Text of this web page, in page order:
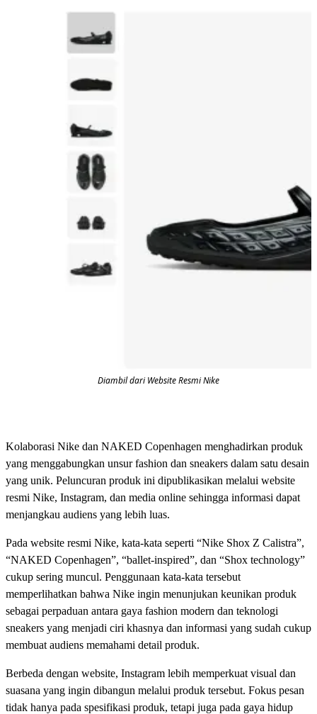
Diambil dari Website Resmi Nike
Kolaborasi Nike dan NAKED Copenhagen menghadirkan produk
yang menggabungkan unsur fashion dan sneakers dalam satu desain
yang unik. Peluncuran produk ini dipublikasikan melalui website
resmi Nike, Instagram, dan media online sehingga informasi dapat
menjangkau audiens yang lebih luas.
Pada website resmi Nike, kata-kata seperti “Nike Shox Z Calistra”,
“NAKED Copenhagen”, “ballet-inspired”, dan “Shox technology”
cukup sering muncul. Penggunaan kata-kata tersebut
memperlihatkan bahwa Nike ingin menunjukan keunikan produk
sebagai perpaduan antara gaya fashion modern dan teknologi
sneakers yang menjadi ciri khasnya dan informasi yang sudah cukup
membuat audiens memahami detail produk.
Berbeda dengan website, Instagram lebih memperkuat visual dan
suasana yang ingin dibangun melalui produk tersebut. Fokus pesan
tidak hanya pada spesifikasi produk, tetapi juga pada gaya hidup